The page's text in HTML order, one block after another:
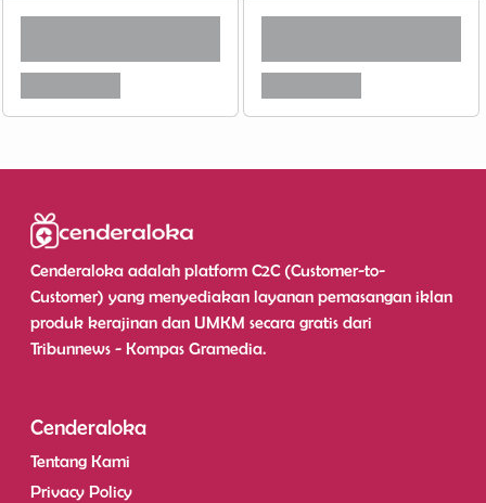
Cenderaloka adalah platform C2C (Customer-to-
Customer) yang menyediakan layanan pemasangan iklan
produk kerajinan dan UMKM secara gratis dari
Tribunnews - Kompas Gramedia.
Cenderaloka
Tentang Kami
Privacy Policy